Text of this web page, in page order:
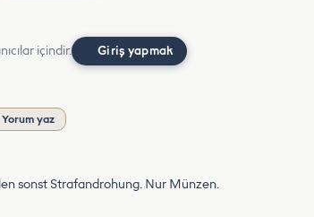
içindir. Giriş yapmak
Yorum yaz
sonst Strafandrohung. Nur Münzen.